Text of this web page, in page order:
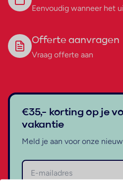
Eenvoudig wanneer het
Offerte aanvragen
Vraag offerte aan
€35,- korting op je
vakantie
Meld je aan voor onze